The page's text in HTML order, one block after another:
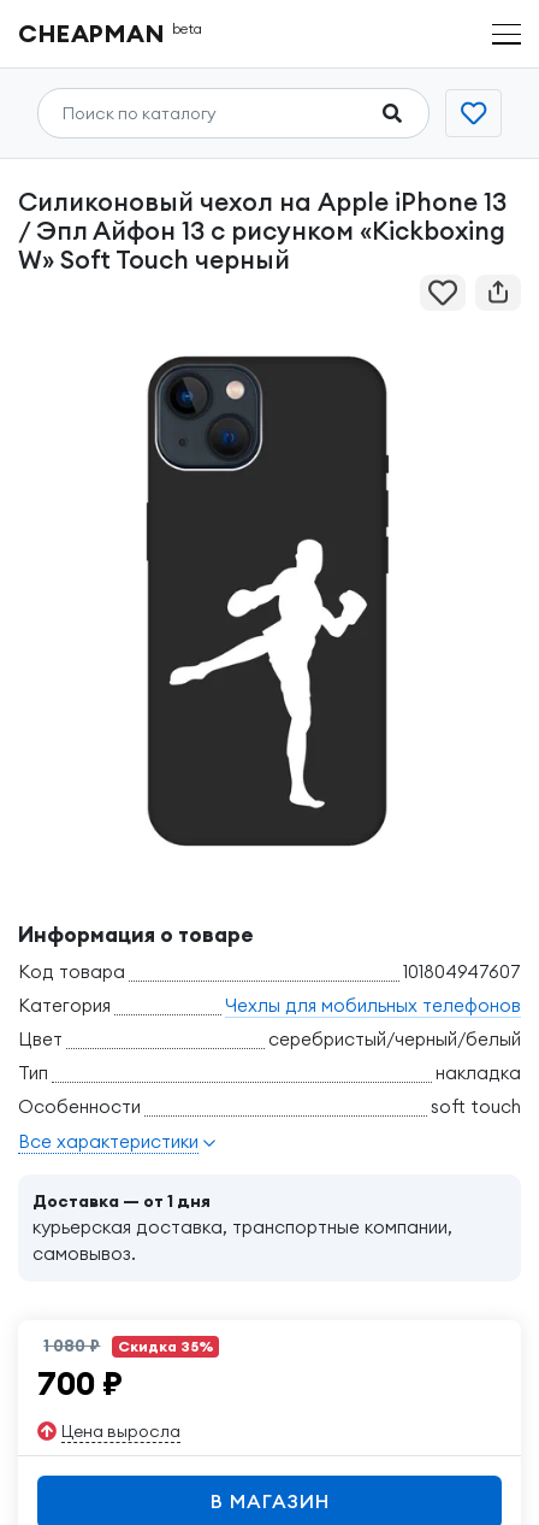
CHEAPMAN beta
Силиконовый чехол на Apple iPhone 13
/ Эпл Айфон 13 с рисунком «Kickboxing
W» Soft Touch черный
Информация о товаре
Код товара
101804947607
Категория
Чехлы для мобильных телефонов
Цвет
серебристый/черный/белый
Тип
накладка
Особенности
soft touch
Все характеристики
Доставка — от 1 дня
курьерская доставка, транспортные компании,
самовывоз.
1 080 ₽ Скидка 35%
700 ₽
Цена выросла
В МАГАЗИН